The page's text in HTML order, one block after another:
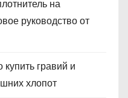
на
руководство от
купить гравий и
хлопот